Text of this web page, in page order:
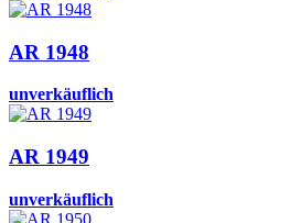
AR 1948
unverkäuflich
AR 1949
unverkäuflich